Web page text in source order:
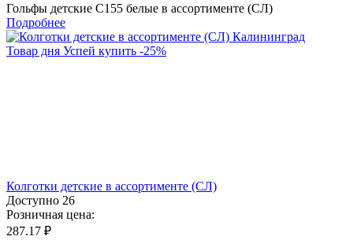
Гольфы детские С155 белые в ассортименте (СЛ)
Подробнее
Товар дня Успей купить -25%
Колготки детские в ассортименте (СЛ)
Доступно 26
Розничная цена:
287.17 ₽